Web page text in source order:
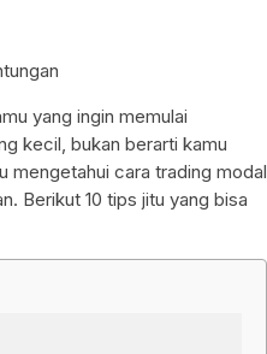
yang ingin memulai
kecil, bukan berarti kamu
mengetahui cara trading modal
Berikut 10 tips jitu yang bisa